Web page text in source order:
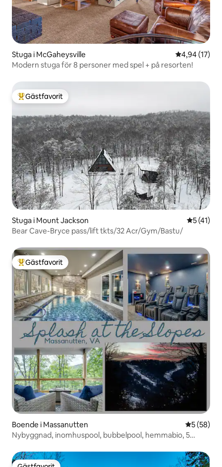
Stuga i McGaheysville 4,94 av 5 i
4,94 (17)
Modern stuga för 8 personer med spel + på resorten!
Populär gästfavorit
Gästfavorit
Stuga i Mount Jackson 5 av 5 i
5 (41)
Bear Cave-Bryce pass/lift tkts/32 Acr/Gym/Bastu/
Populär gästfavorit
Gästfavorit
Boende i Massanutten 5 av 5 i
5 (58)
Nybyggnad, inomhuspool, bubbelpool, hemmabio, 5